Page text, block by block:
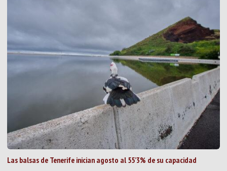
Las balsas de Tenerife inician agosto al 55’3% de su capacidad